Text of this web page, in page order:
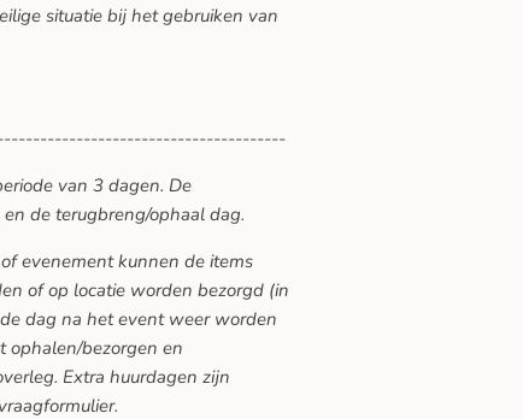
situatie bij het gebruiken van
van 3 dagen. De
de terugbreng/ophaal dag.
evenement kunnen de items
of op locatie worden bezorgd (in
dag na het event weer worden
ophalen/bezorgen en
Extra huurdagen zijn